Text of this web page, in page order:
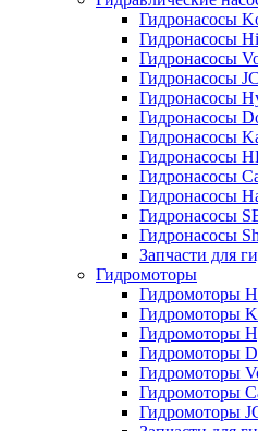
Гидронасосы
Гидронасосы
Гидронасосы
Гидронасосы
Гидронасосы
Гидронасосы
Гидронасосы
Гидронасосы
Гидронасосы
Гидронасосы
Гидронасосы
Гидронасосы
Запчасти для
Гидромоторы
Гидромоторы
Гидромоторы
Гидромоторы
Гидромоторы
Гидромоторы
Гидромоторы
Гидромоторы